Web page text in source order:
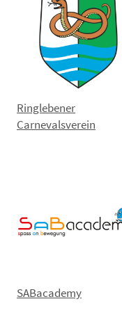
Ringlebener
Carnevalsverein
SABacademy